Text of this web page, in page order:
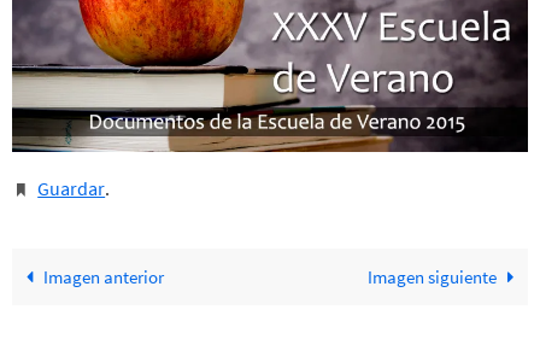
Guardar.
Imagen anterior Imagen siguiente